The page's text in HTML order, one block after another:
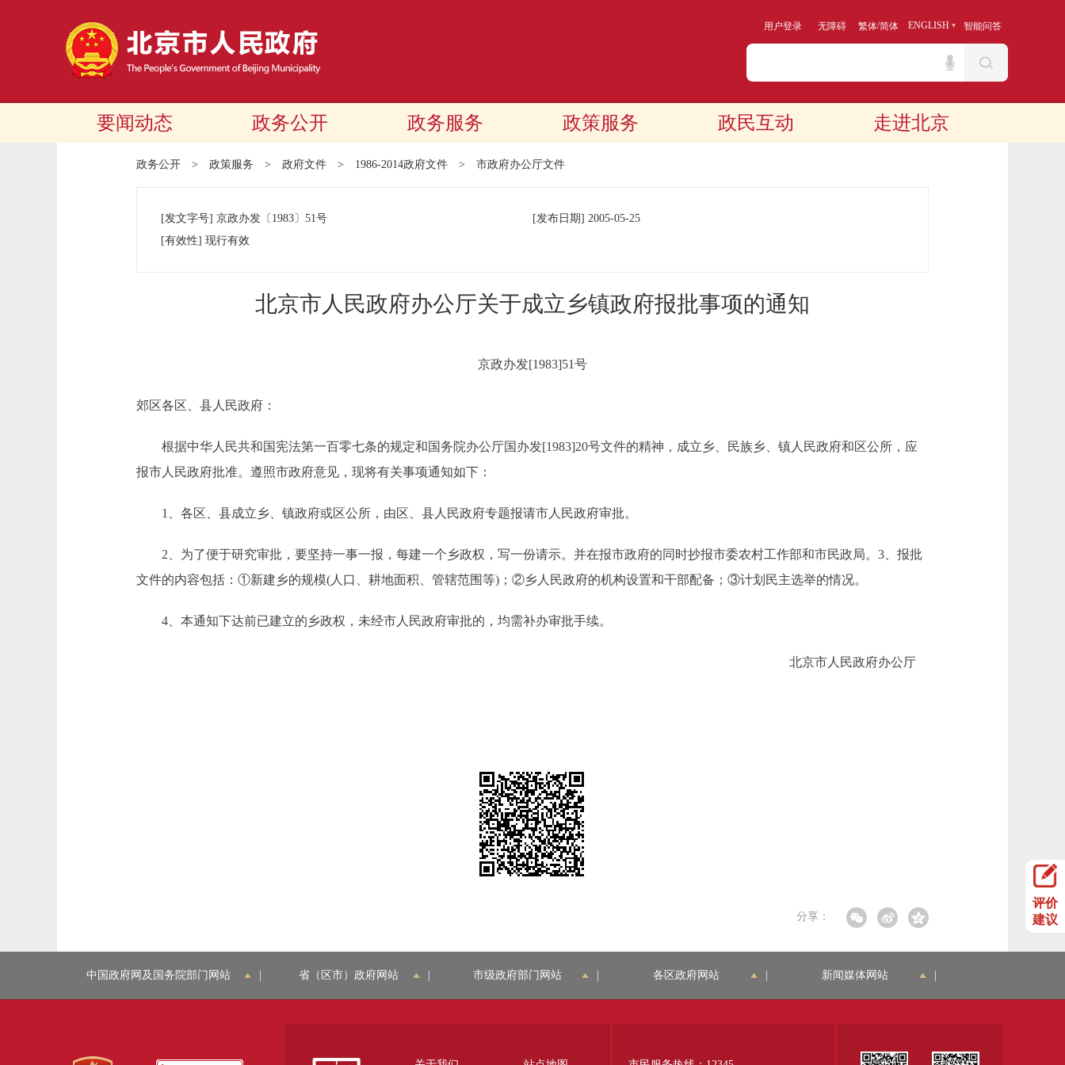
用户登录 无障碍 繁体/简体 ENGLISH 智能问答
要闻动态 政务公开 政务服务 政策服务 政民互动 走进北京
政务公开 > 政策服务 > 政府文件 > 1986-2014政府文件 > 市政府办公厅文件
[发文字号] 京政办发 〔1983〕 51号 [发布日期] 2005-05-25
[有效性] 现行有效
北京市人民政府办公厅关于成立乡镇政府报批事项的通知
京政办发[1983]51号
郊区各区、县人民政府：
根据中华人民共和国宪法第一百零七条的规定和国务院办公厅国办发[1983]20号文件的精神，成立乡、民族乡、镇人民政府和区公所，应
报市人民政府批准。遵照市政府意见，现将有关事项通知如下：
1、各区、县成立乡、镇政府或区公所，由区、县人民政府专题报请市人民政府审批。
2、为了便于研究审批，要坚持一事一报，每建一个乡政权，写一份请示。并在报市政府的同时抄报市委农村工作部和市民政局。3、报批
文件的内容包括：①新建乡的规模(人口、耕地面积、管辖范围等)；②乡人民政府的机构设置和干部配备；③计划民主选举的情况。
4、本通知下达前已建立的乡政权，未经市人民政府审批的，均需补办审批手续。
北京市人民政府办公厅
分享：
评价
建议
中国政府网及国务院部门网站 省（区市）政府网站 市级政府部门网站 各区政府网站 新闻媒体网站